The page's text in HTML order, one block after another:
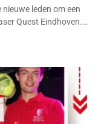
leden om een
Quest Eindhoven.…